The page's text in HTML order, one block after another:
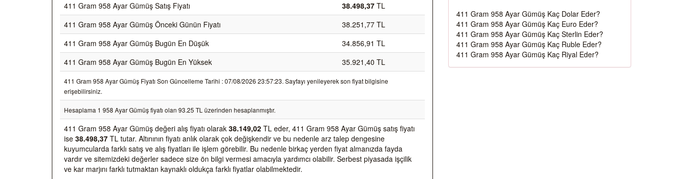
411 Gram 958 Ayar Gümüş Satış Fiyatı
38.498,37 TL
411 Gram 958 Ayar Gümüş Önceki Günün Fiyatı
38.251,77 TL
411 Gram 958 Ayar Gümüş Bugün En Düşük
34.856,91 TL
411 Gram 958 Ayar Gümüş Bugün En Yüksek
35.921,40 TL
411 Gram 958 Ayar Gümüş Fiyatı Son Güncelleme Tarihi : 07/08/2026 23:57:23. Sayfayı yenileyerek son fiyat bilgisine
erişebilirsiniz.
Hesaplama 1 958 Ayar Gümüş fiyatı olan 93.25 TL üzerinden hesaplanmıştır.
411 Gram 958 Ayar Gümüş değeri alış fiyatı olarak 38.149,02 TL eder, 411 Gram 958 Ayar Gümüş satış fiyatı
ise 38.498,37 TL tutar. Altınının fiyatı anlık olarak çok değişkendir ve bu nedenle arz talep dengesine
kuyumcularda farklı satış ve alış fiyatları ile işlem görebilir. Bu nedenle birkaç yerden fiyat almanızda fayda
vardır ve sitemizdeki değerler sadece size ön bilgi vermesi amacıyla yardımcı olabilir. Serbest piyasada işçilik
ve kar marjını farklı tutmaktan kaynaklı oldukça farklı fiyatlar olabilmektedir.
411 Gram 958 Ayar Gümüş Kaç Dolar Eder?
411 Gram 958 Ayar Gümüş Kaç Euro Eder?
411 Gram 958 Ayar Gümüş Kaç Sterlin Eder?
411 Gram 958 Ayar Gümüş Kaç Ruble Eder?
411 Gram 958 Ayar Gümüş Kaç Riyal Eder?